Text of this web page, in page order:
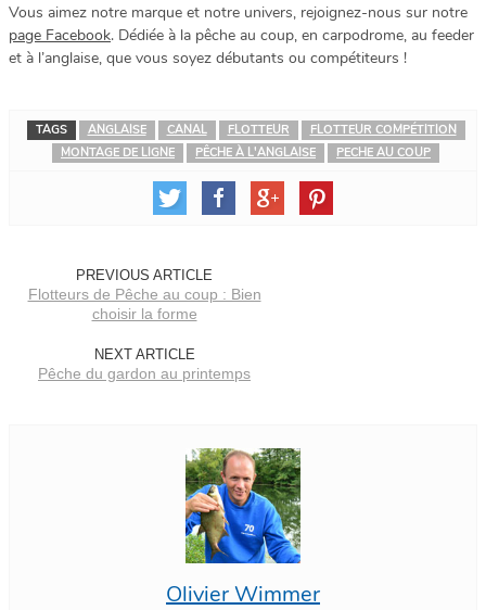
Vous aimez notre marque et notre univers, rejoignez-nous sur notre
page Facebook. Dédiée à la pêche au coup, en carpodrome, au feeder
et à l’anglaise, que vous soyez débutants ou compétiteurs !
TAGS ANGLAISE CANAL FLOTTEUR
FLOTTEUR COMPÉTITION
MONTAGE DE LIGNE
PÊCHE À L'ANGLAISE PECHE AU COUP
PREVIOUS ARTICLE
Flotteurs de Pêche au coup : Bien
choisir la forme
NEXT ARTICLE
Pêche du gardon au printemps
Olivier Wimmer